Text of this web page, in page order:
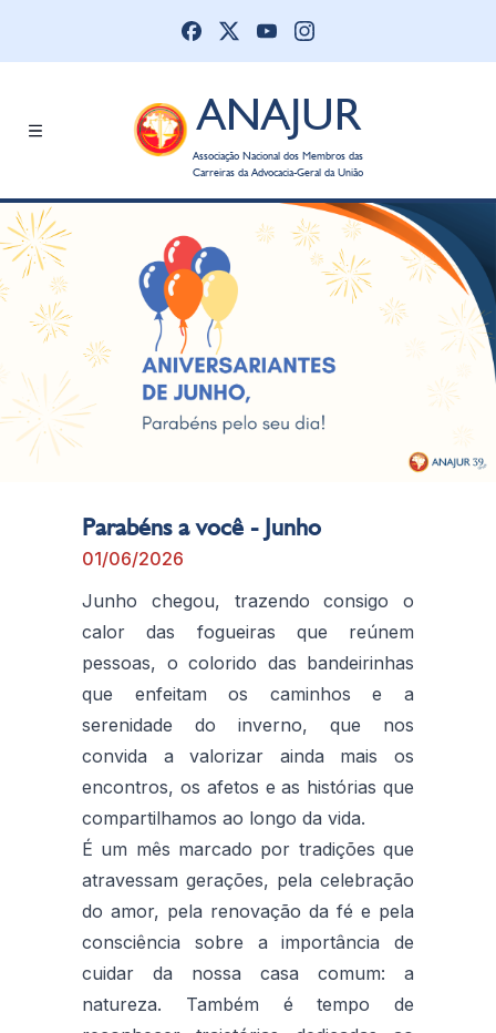
ANAJUR
Associação Nacional dos Membros das
Carreiras da Advocacia-Geral da União
Parabéns a você - Junho
01/06/2026
Junho chegou, trazendo consigo o
calor das fogueiras que reúnem
pessoas, o colorido das bandeirinhas
que enfeitam os caminhos e a
serenidade do inverno, que nos
convida a valorizar ainda mais os
encontros, os afetos e as histórias que
compartilhamos ao longo da vida.
É um mês marcado por tradições que
atravessam gerações, pela celebração
do amor, pela renovação da fé e pela
consciência sobre a importância de
cuidar da nossa casa comum: a
natureza. Também é tempo de